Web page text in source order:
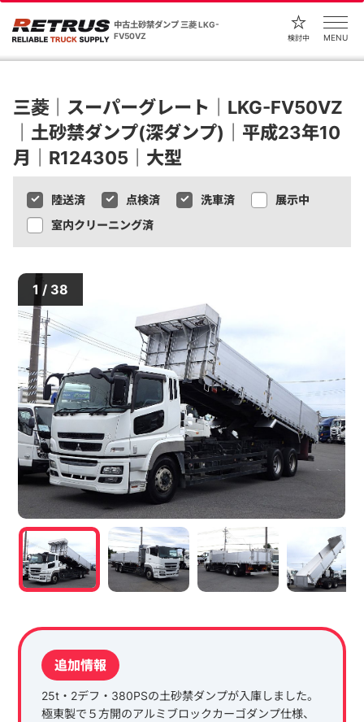
中古土砂禁ダンプ 三菱 LKG-
FV50VZ
検討中 MENU
三菱｜スーパーグレート｜LKG-FV50VZ
｜土砂禁ダンプ(深ダンプ)｜平成23年10
月｜R124305｜大型
陸送済 点検済 洗車済
展示中
室内クリーニング済
1 / 38
追加情報
25t・2デフ・380PSの土砂禁ダンプが入庫しました。
極東製で５方開のアルミブロックカーゴダンプ仕様、